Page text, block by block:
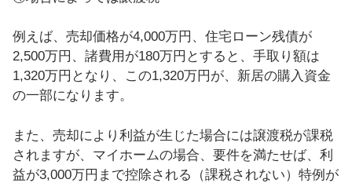
例えば、売却価格が4,000万円、住宅ローン残債が
2,500万円、諸費用が180万円とすると、手取り額は
1,320万円となり、この1,320万円が、新居の購入資金
の一部になります。
また、売却により利益が生じた場合には譲渡税が課税
されますが、マイホームの場合、要件を満たせば、利
益が3,000万円まで控除される（課税されない）特例が